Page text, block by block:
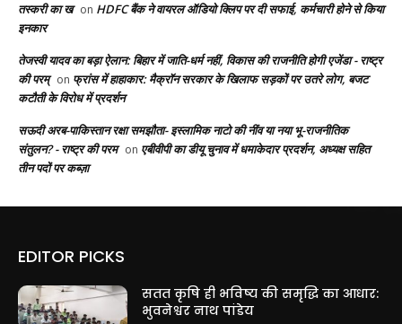
तस्करी का ख on HDFC बैंक ने वायरल ऑडियो क्लिप पर दी सफाई, कर्मचारी होने से किया
इनकार
तेजस्वी यादव का बड़ा ऐलान: बिहार में जाति-धर्म नहीं, विकास की राजनीति होगी एजेंडा - राष्ट्र
की परम् on फ्रांस में हाहाकार: मैक्रॉन सरकार के खिलाफ सड़कों पर उतरे लोग, बजट
कटौती के विरोध में प्रदर्शन
सऊदी अरब-पाकिस्तान रक्षा समझौता- इस्लामिक नाटो की नींव या नया भू-राजनीतिक
संतुलन? - राष्ट्र की परम on एबीवीपी का डीयू चुनाव में धमाकेदार प्रदर्शन, अध्यक्ष सहित
तीन पदों पर कब्ज़ा
EDITOR PICKS
सतत कृषि ही भविष्य की समृद्धि का आधार:
भुवनेश्वर नाथ पांडेय